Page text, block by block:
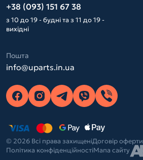
+38 (093) 151 67 38
з 10 до 19 - будні та з 11 до 19 -
вихідні
Пошта
info@uparts.in.ua
© 2026 Всі права захищеніДоговір оферти
Політика конфіденційностіМапа сайту